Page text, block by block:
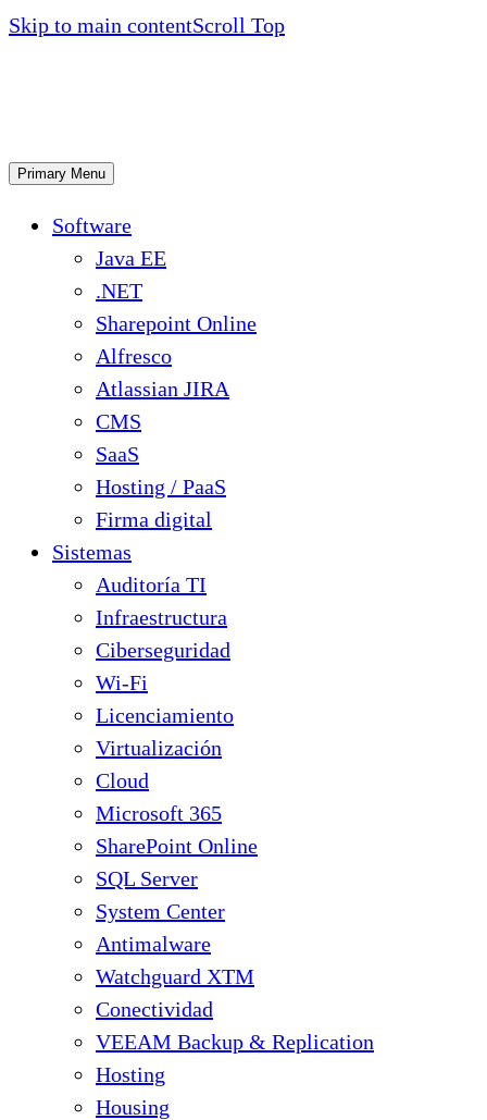
Skip to main contentScroll Top
Primary Menu
Software
Java EE
.NET
Sharepoint Online
Alfresco
Atlassian JIRA
CMS
SaaS
Hosting / PaaS
Firma digital
Sistemas
Auditoría TI
Infraestructura
Ciberseguridad
Wi-Fi
Licenciamiento
Virtualización
Cloud
Microsoft 365
SharePoint Online
SQL Server
System Center
Antimalware
Watchguard XTM
Conectividad
VEEAM Backup & Replication
Hosting
Housing